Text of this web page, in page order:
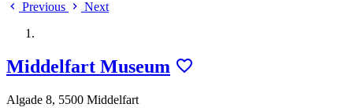
Previous Next
Middelfart Museum
Algade 8, 5500 Middelfart